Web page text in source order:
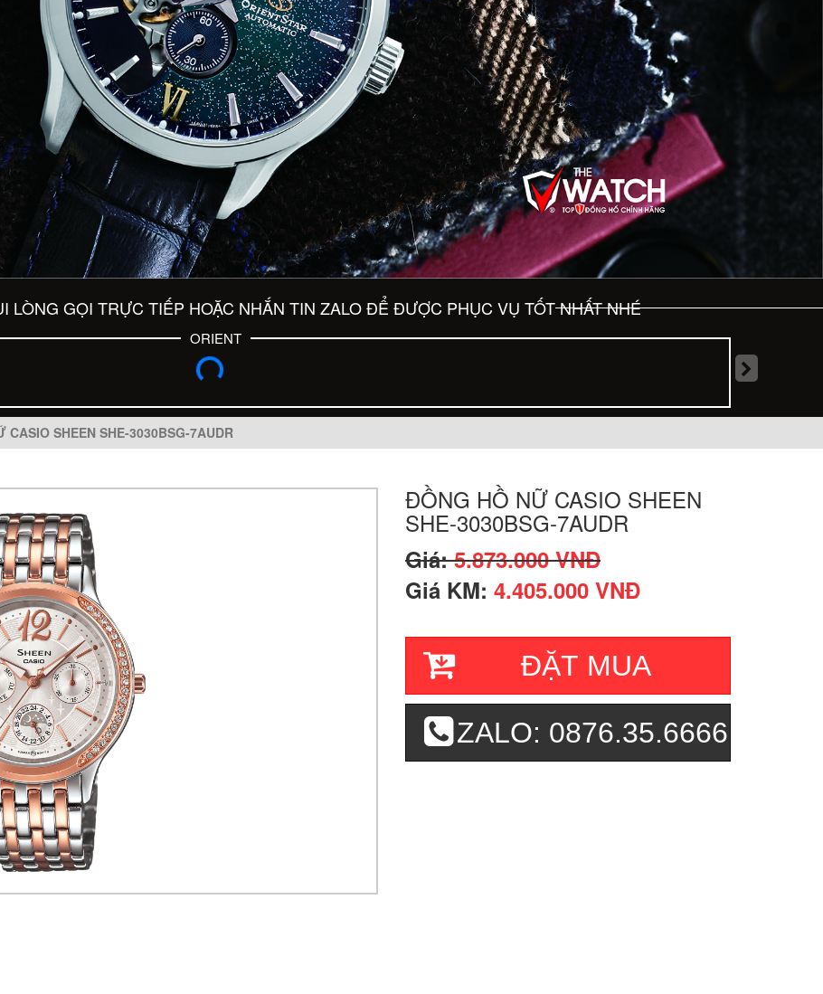
LÒNG GỌI TRỰC TIẾP HOẶC NHẮN TIN ZALO ĐỂ ĐƯỢC PHỤC VỤ TỐT NHẤT NHÉ
ORIENT
CASIO SHEEN SHE-3030BSG-7AUDR
ĐỒNG HỒ NỮ CASIO SHEEN
SHE-3030BSG-7AUDR
Giá:5.873.000 VNĐ
Giá KM: 4.405.000 VNĐ
ĐẶT MUA
ZALO: 0876.35.6666